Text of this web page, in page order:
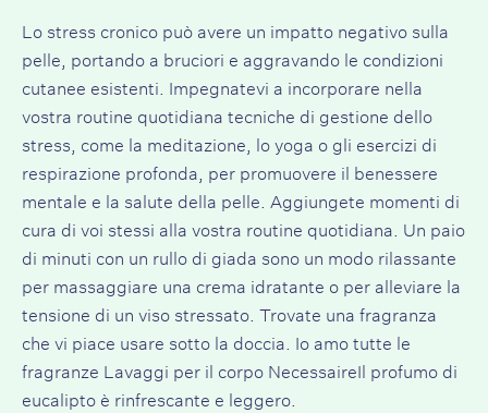
Lo stress cronico può avere un impatto negativo sulla
pelle, portando a bruciori e aggravando le condizioni
cutanee esistenti. Impegnatevi a incorporare nella
vostra routine quotidiana tecniche di gestione dello
stress, come la meditazione, lo yoga o gli esercizi di
respirazione profonda, per promuovere il benessere
mentale e la salute della pelle. Aggiungete momenti di
cura di voi stessi alla vostra routine quotidiana. Un paio
di minuti con un rullo di giada sono un modo rilassante
per massaggiare una crema idratante o per alleviare la
tensione di un viso stressato. Trovate una fragranza
che vi piace usare sotto la doccia. Io amo tutte le
fragranze Lavaggi per il corpo NecessaireIl profumo di
eucalipto è rinfrescante e leggero.